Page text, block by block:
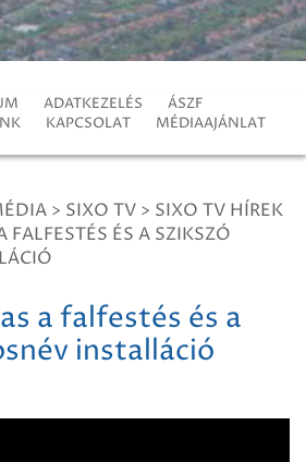
ADATKEZELÉS
ÁSZF
KAPCSOLAT MÉDIAAJÁNLAT
> SIXO TV > SIXO TV HÍREK
FALFESTÉS ÉS A SZIKSZÓ
a falfestés és a
installáció